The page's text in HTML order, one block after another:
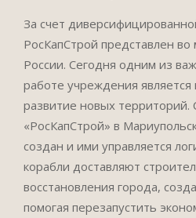
За счет
РосКапСтрой представлен во
России. Сегодня одним из
работе учреждения является
развитие новых
«РосКапСтрой» в
создан и ими управляется
корабли доставляют
восстановления города,
помогая перезапустить